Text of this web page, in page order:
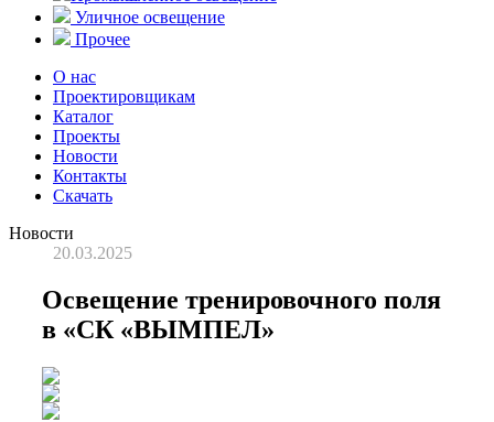
Уличное освещение
Прочее
О нас
Проектировщикам
Каталог
Проекты
Новости
Контакты
Скачать
Новости
20.03.2025
Освещение тренировочного поля
в «СК «ВЫМПЕЛ»